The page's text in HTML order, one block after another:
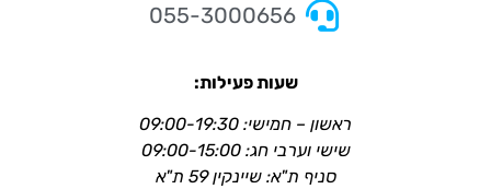
055-3000656
שעות פעילות:
ראשון – חמישי: 09:00-19:30
שישי וערבי חג: 09:00-15:00
סניף ת"א: שיינקין 59 ת"א